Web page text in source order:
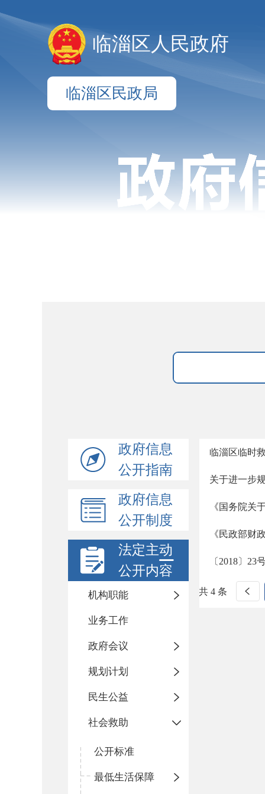
临淄区人民政府
临淄区民政局
政府信息
公开指南
政府信息
公开制度
法定主动
公开内容
机构职能
业务工作
政府会议
规划计划
民生公益
社会救助
公开标准
最低生活保障
临淄区临时
关于进一步
《国务院关
《民政部财
〔2018〕23
共 4 条